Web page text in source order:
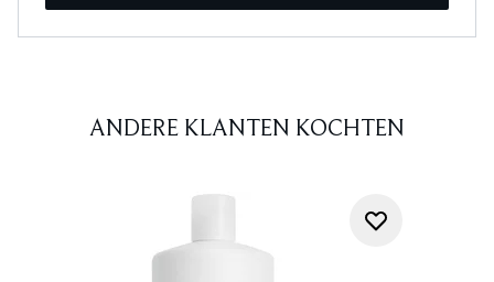
ANDERE KLANTEN KOCHTEN